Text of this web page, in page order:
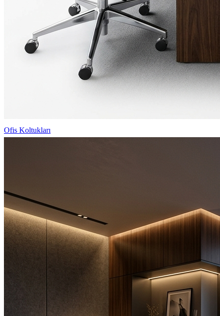
Ofis Koltukları